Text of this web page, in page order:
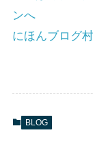
にほんブログ村
BLOG